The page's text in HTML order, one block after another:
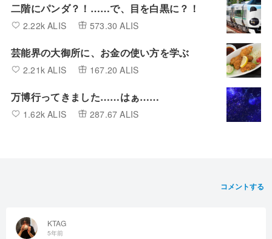
二階にパンダ？！……で、目を白黒に？！
2.22k ALIS 573.30 ALIS
芸能界の大御所に、お金の使い方を学ぶ
2.21k ALIS 167.20 ALIS
万博行ってきました……はぁ……
1.62k ALIS 287.67 ALIS
コメントする
KTAG
5年前